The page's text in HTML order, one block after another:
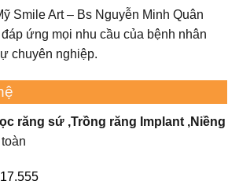
Smile Art – Bs Nguyễn Minh Quân
ứng mọi nhu cầu của bệnh nhân
chuyên nghiệp.
răng sứ ,Trồng răng Implant ,Niềng